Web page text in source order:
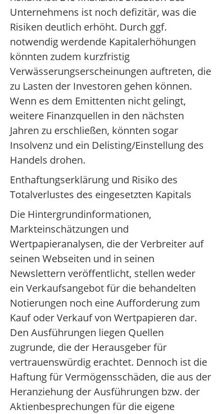
Unternehmens ist noch defizitär, was die
Risiken deutlich erhöht. Durch ggf.
notwendig werdende Kapitalerhöhungen
könnten zudem kurzfristig
Verwässerungserscheinungen auftreten, die
zu Lasten der Investoren gehen können.
Wenn es dem Emittenten nicht gelingt,
weitere Finanzquellen in den nächsten
Jahren zu erschließen, könnten sogar
Insolvenz und ein Delisting/Einstellung des
Handels drohen.
Enthaftungserklärung und Risiko des
Totalverlustes des eingesetzten Kapitals
Die Hintergrundinformationen,
Markteinschätzungen und
Wertpapieranalysen, die der Verbreiter auf
seinen Webseiten und in seinen
Newslettern veröffentlicht, stellen weder
ein Verkaufsangebot für die behandelten
Notierungen noch eine Aufforderung zum
Kauf oder Verkauf von Wertpapieren dar.
Den Ausführungen liegen Quellen
zugrunde, die der Herausgeber für
vertrauenswürdig erachtet. Dennoch ist die
Haftung für Vermögensschäden, die aus der
Heranziehung der Ausführungen bzw. der
Aktienbesprechungen für die eigene